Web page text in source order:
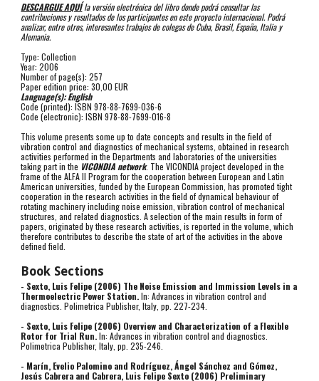
DESCARGUE AQUÍ la versión electrónica del libro donde podrá consultar las
contribuciones y resultados de los participantes en este proyecto internacional. Podrá
analizar, entre otros, interesantes trabajos de colegas de Cuba, Brasil, España, Italia y
Alemania.
Type: Collection
Year: 2006
Number of page(s): 257
Paper edition price: 30,00 EUR
Language(s): English
Code (printed): ISBN 978-88-7699-036-6
Code (electronic): ISBN 978-88-7699-016-8
This volume presents some up to date concepts and results in the field of
vibration control and diagnostics of mechanical systems, obtained in research
activities performed in the Departments and laboratories of the universities
taking part in the VICONDIA network. The VICONDIA project developed in the
frame of the ALFA II Program for the cooperation between European and Latin
American universities, funded by the European Commission, has promoted tight
cooperation in the research activities in the field of dynamical behaviour of
rotating machinery including noise emission, vibration control of mechanical
structures, and related diagnostics. A selection of the main results in form of
papers, originated by these research activities, is reported in the volume, which
therefore contributes to describe the state of art of the activities in the above
defined field.
Book Sections
- Sexto, Luis Felipe (2006) The Noise Emission and Immission Levels in a
Thermoelectric Power Station. In: Advances in vibration control and
diagnostics. Polimetrica Publisher, Italy, pp. 227-234.
- Sexto, Luis Felipe (2006) Overview and Characterization of a Flexible
Rotor for Trial Run. In: Advances in vibration control and diagnostics.
Polimetrica Publisher, Italy, pp. 235-246.
- Marín, Evelio Palomino and Rodríguez, Ángel Sánchez and Gómez,
Jesús Cabrera and Cabrera, Luis Felipe Sexto (2006) Preliminary